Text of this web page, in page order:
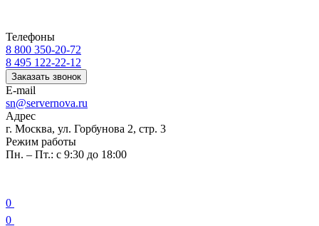
Телефоны
8 800 350-20-72
8 495 122-22-12
Заказать звонок
E-mail
sn@servernova.ru
Адрес
г. Москва, ул. Горбунова 2, стр. 3
Режим работы
Пн. – Пт.: с 9:30 до 18:00
0
0